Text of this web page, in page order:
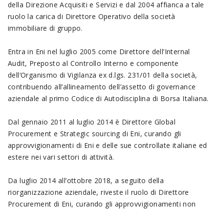
della Direzione Acquisiti e Servizi e dal 2004 affianca a tale
ruolo la carica di Direttore Operativo della società
immobiliare di gruppo.
Entra in Eni nel luglio 2005 come Direttore dell’Internal
Audit, Preposto al Controllo Interno e componente
dell’Organismo di Vigilanza ex d.lgs. 231/01 della società,
contribuendo all’allineamento dell’assetto di governance
aziendale al primo Codice di Autodisciplina di Borsa Italiana.
Dal gennaio 2011 al luglio 2014 è Direttore Global
Procurement e Strategic sourcing di Eni, curando gli
approvvigionamenti di Eni e delle sue controllate italiane ed
estere nei vari settori di attività.
Da luglio 2014 all’ottobre 2018, a seguito della
riorganizzazione aziendale, riveste il ruolo di Direttore
Procurement di Eni, curando gli approvvigionamenti non